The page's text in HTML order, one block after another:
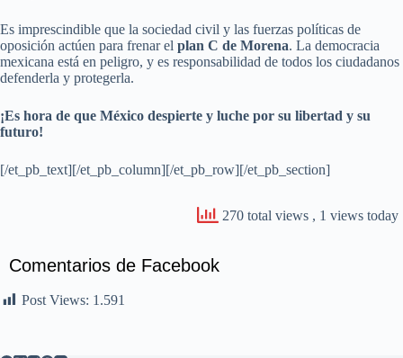
Es imprescindible que la sociedad civil y las fuerzas políticas de
oposición actúen para frenar el plan C de Morena. La democracia
mexicana está en peligro, y es responsabilidad de todos los ciudadanos
defenderla y protegerla.
¡Es hora de que México despierte y luche por su libertad y su
futuro!
[/et_pb_text][/et_pb_column][/et_pb_row][/et_pb_section]
270 total views , 1 views today
Comentarios de Facebook
Post Views: 1.591